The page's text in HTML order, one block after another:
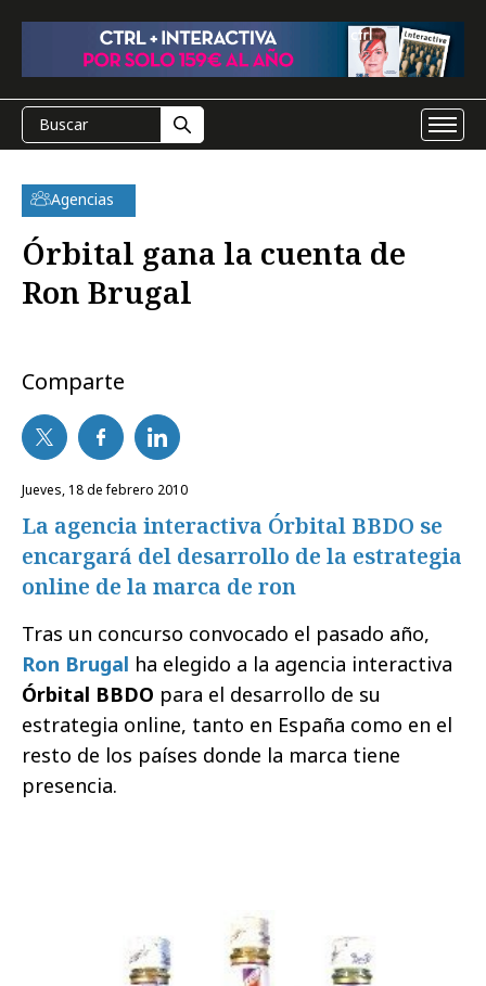
Agencias
Órbital gana la cuenta de
Ron Brugal
Comparte
jueves, 18 de febrero 2010
La agencia interactiva Órbital BBDO se
encargará del desarrollo de la estrategia
online de la marca de ron
Tras un concurso convocado el pasado año,
Ron Brugal ha elegido a la agencia interactiva
Órbital BBDO para el desarrollo de su
estrategia online, tanto en España como en el
resto de los países donde la marca tiene
presencia.